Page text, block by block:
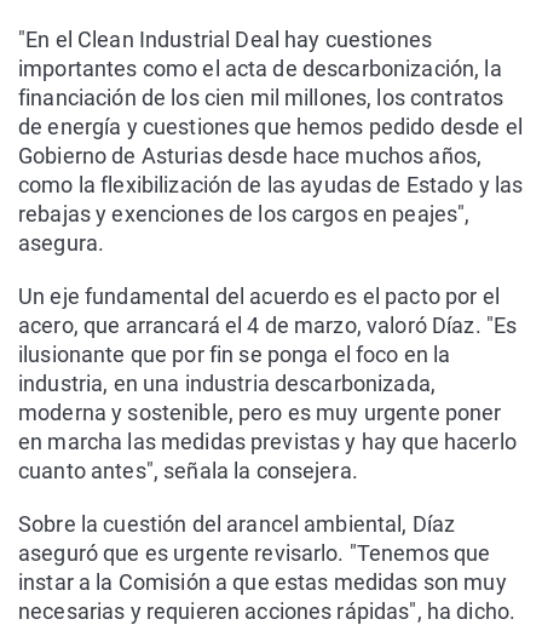
"En el Clean Industrial Deal hay cuestiones
importantes como el acta de descarbonización, la
financiación de los cien mil millones, los contratos
de energía y cuestiones que hemos pedido desde el
Gobierno de Asturias desde hace muchos años,
como la flexibilización de las ayudas de Estado y las
rebajas y exenciones de los cargos en peajes",
asegura.
Un eje fundamental del acuerdo es el pacto por el
acero, que arrancará el 4 de marzo, valoró Díaz. "Es
ilusionante que por fin se ponga el foco en la
industria, en una industria descarbonizada,
moderna y sostenible, pero es muy urgente poner
en marcha las medidas previstas y hay que hacerlo
cuanto antes", señala la consejera.
Sobre la cuestión del arancel ambiental, Díaz
aseguró que es urgente revisarlo. "Tenemos que
instar a la Comisión a que estas medidas son muy
necesarias y requieren acciones rápidas", ha dicho.